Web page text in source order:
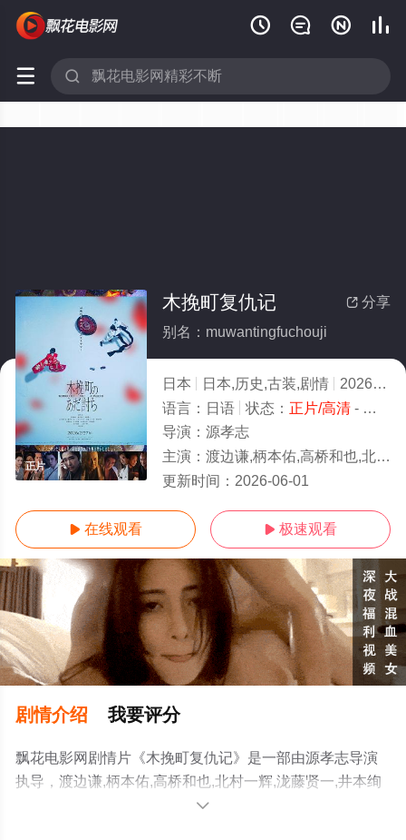
   
 
正片
 分享
木挽町复仇记
别名：muwantingfuchouji
日本 日本,历史,古装,剧情 2026
语言： 日语 状态： 正片/高清- 免费在线观看
导演： 源孝志
主演： 渡边谦,柄本佑,高桥和也,北村一辉,泷藤贤一,井本绚子,石桥莲司,野村周平,濑户康史,泽口靖子,正名仆蔵,山口马木也,长尾谦杜,爱希礼
更新时间： 2026-06-01
 在线观看  极速观看
剧情介绍 我要评分
飘花电影网剧情片《木挽町复仇记》是一部由源孝志导演
执导，渡边谦,柄本佑,高桥和也,北村一辉,泷藤贤一,井本绚
子,石桥莲司,野村周平,濑户康史,泽口靖子,正名仆蔵,山口马
